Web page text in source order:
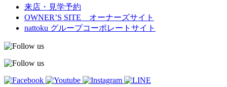
来店・見学予約
OWNER’S SITE オーナーズサイト
nattoku グループコーポレートサイト